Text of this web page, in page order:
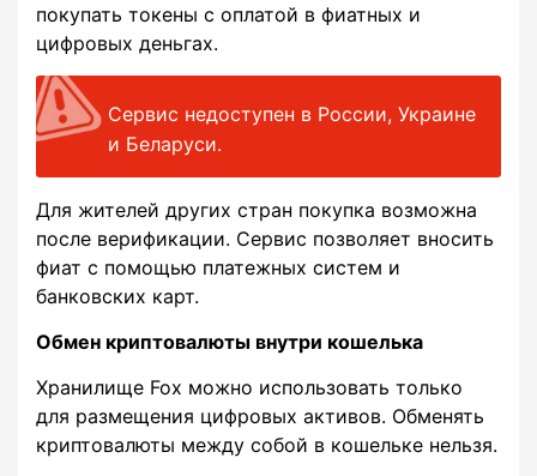
покупать токены с оплатой в фиатных и
цифровых деньгах.
Сервис недоступен в России, Украине
и Беларуси.
Для жителей других стран покупка возможна
после верификации. Сервис позволяет вносить
фиат с помощью платежных систем и
банковских карт.
Обмен криптовалюты внутри кошелька
Хранилище Fox можно использовать только
для размещения цифровых активов. Обменять
криптовалюты между собой в кошельке нельзя.